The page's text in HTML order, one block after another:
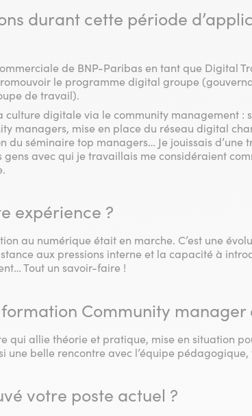
durant cette période
de BNP-Paribas en tant que Digital
le programme digital groupe
de travail).
culture digitale via le community management :
managers, mise en place du réseau digital
séminaire top managers… Je jouissais d’une
gens avec qui je travaillais me considéraient
expérience ?
au numérique était en marche. C’est une
aux pressions interne et la capacité à
Tout un savoir-faire !
Community manager
qui allie théorie et pratique, mise en situation
une belle rencontre avec l’équipe pédagogique,
votre poste actuel ?